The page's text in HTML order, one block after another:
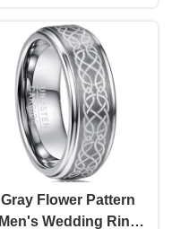
Gray Flower Pattern
Men's Wedding Ring